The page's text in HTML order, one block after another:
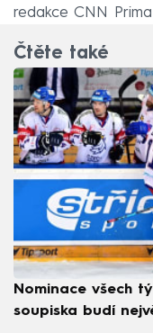
redakce CNN
Čtěte také
Nominace všech
soupiska budí